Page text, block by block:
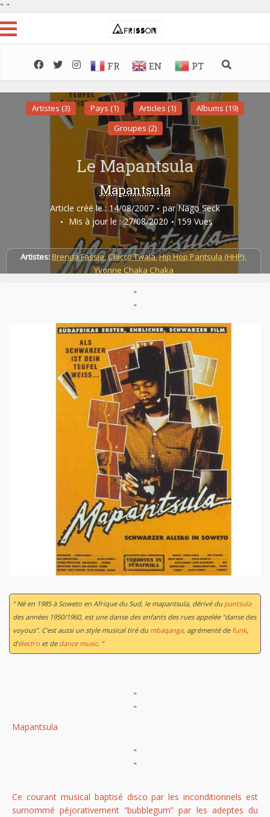
" "
FR EN PT
Artistes (3) Pays (1) Articles (1)
Albums (19)
Groupes (2)
Le Mapantsula
Mapantsula
Article créé le : 14/08/2007 par Nago Seck
Mis à jour le : 27/08/2020
159 Vues
Artistes:Brenda Fassie,Chicco Twala,Hip Hop Pantsula (HHP),
Yvonne Chaka Chaka
Afrique du Sud
"
"
“ Né en 1985 à Soweto en Afrique du Sud, le mapantsula, dérivé du pantsula
des années 1950/1960, est une danse des enfants des rues appelée “danse des
voyous”. C'est aussi un style musical tiré du mbaqanga, agrémenté de funk,
d’électro et de dance music. ”
"
"
Mapantsula
"
"
Ce courant musical baptisé disco par les inconditionnels est
surnommé péjorativement “bubblegum” par les adeptes du